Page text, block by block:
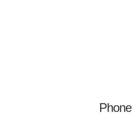
Phone